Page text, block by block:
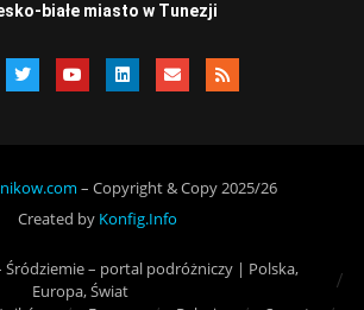
białe miasto w Tunezji
– Copyright & Copy 2025/26
Created by Konfig.Info
Śródziemie – portal podróżniczy | Polska,
Europa, Świat